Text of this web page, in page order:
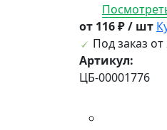
от 116 ₽ / шт
Под заказ от
Артикул:
ЦБ-00001776